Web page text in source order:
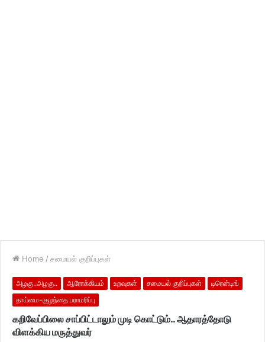
Home / சமையல் குறிப்புகள்
அழகு..அழகு.. ஆரோக்கியம் உறவுகள் சமையல் குறிப்புகள்
டிரென்டிங்
தாய்மை-குழந்தை பராமரிப்பு
கறிவேப்பிலை சாப்பிட்டாலும் முடி கொட்டும்.. ஆதாரத்தோடு
விளக்கிய மருத்துவர்